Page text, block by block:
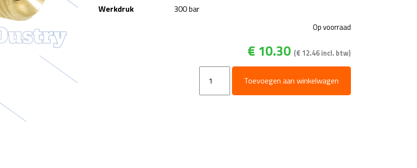
Werkdruk
300 bar
€10.30 (€ 12.46incl. btw)
Op voorraad
stuk
-
Toevoegen aan winkelwagen